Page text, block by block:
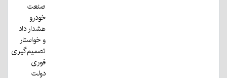
صنعت
خودرو
هشدار داد
و خواستار
تصمیم‌گیری
فوری
دولت